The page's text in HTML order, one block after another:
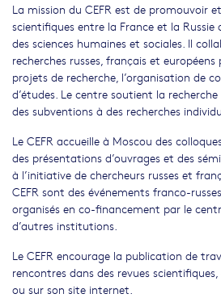
La mission du CEFR est de promouvoir
scientifiques entre la France et la Russie
des sciences humaines et sociales. Il
recherches russes, français et
projets de recherche, l’organisation de
d’études. Le centre soutient la
des subventions à des recherches
Le CEFR accueille à Moscou des
des présentations d’ouvrages et des
à l’initiative de chercheurs russes et
CEFR sont des événements franco-
organisés en co-financement par le
d’autres institutions.
Le CEFR encourage la publication de
rencontres dans des revues
ou sur son site internet.